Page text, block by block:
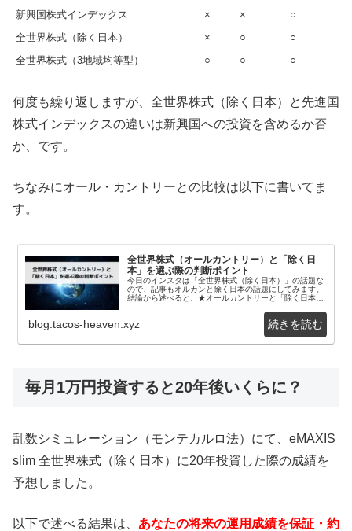
新興国株式インデックス × ×
○
全世界株式（除く日本）
× ○
○
全世界株式（3地域均等型）
○ ○ ○
何度も繰り返しますが、全世界株式（除く日本）と先進国
株式インデックスの違いは新興国への投資を含めるか否
か、です。
ちなみにオール・カントリーとの比較は以下に書いてま
す。
全世界株式（オールカントリー）と「除く日
本」を選ぶ際の判断ポイント
今日のインスタは「全世界株式（除く日本）」の話題な
ので、記事もオルカンと除く日本の話題にしてみます。
結論から述べると、★オールカントリーと「除く日本」
blog.tacos-heaven.xyz
毎月1万円投資すると20年後いくらに？
乱数シミュレーション（モンテカルロ法）にて、eMAXIS
slim 全世界株式（除く日本）に20年投資した際の成績を
予想しました。
以下で述べる結果は、 あなたの将来の運用成績を保証・約